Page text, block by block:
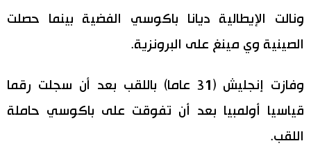
اقتصاد
لايف ستايل
المطبخ الياباني
ونالت الإيطالية ديانا باكوسي الفضية بينما حصلت
الصينية وي مينغ على البرونزية.
وفازت إنجليش (31 عاما) باللقب بعد أن سجلت رقما
قياسيا أولمبيا بعد أن تفوقت على باكوسي حاملة
اللقب.